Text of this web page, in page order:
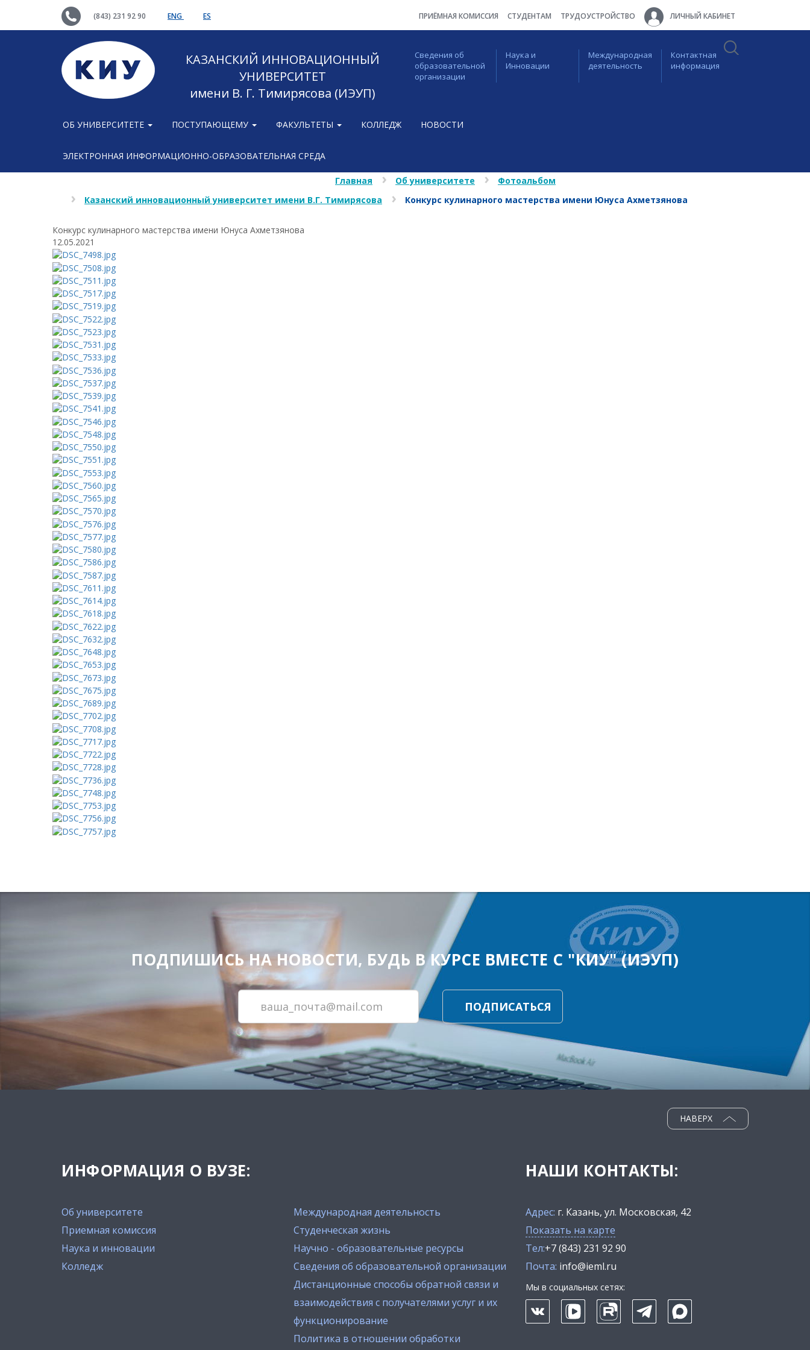
(843) 231 92 90 ENG ES ПРИЁМНАЯ КОМИССИЯ СТУДЕНТАМ ТРУДОУСТРОЙСТВО ЛИЧНЫЙ КАБИНЕТ
КАЗАНСКИЙ ИННОВАЦИОННЫЙ
УНИВЕРСИТЕТ
имени В. Г. Тимирясова (ИЭУП)
Сведения об
образовательной
организации
Наука и
Инновации
Международная
деятельность
Контактная
информация
ОБ УНИВЕРСИТЕТЕ ПОСТУПАЮЩЕМУ ФАКУЛЬТЕТЫ КОЛЛЕДЖ НОВОСТИ
ЭЛЕКТРОННАЯ ИНФОРМАЦИОННО-ОБРАЗОВАТЕЛЬНАЯ СРЕДА
Главная Об университете
Фотоальбом
Казанский инновационный университет имени В.Г. Тимирясова
Конкурс кулинарного мастерства имени Юнуса Ахметзянова
Конкурс кулинарного мастерства имени Юнуса Ахметзянова
12.05.2021
ПОДПИШИСЬ НА НОВОСТИ, БУДЬ В КУРСЕ ВМЕСТЕ С "КИУ" (ИЭУП)
ПОДПИСАТЬСЯ
ИНФОРМАЦИЯ О ВУЗЕ:
Об университете
Приемная комиссия
Наука и инновации
Колледж
Международная деятельность
Студенческая жизнь
Научно - образовательные ресурсы
Сведения об образовательной организации
Дистанционные способы обратной связи и
взаимодействия с получателями услуг и их
функционирование
Политика в отношении обработки
НАВЕРХ
НАШИ КОНТАКТЫ:
Адрес: г. Казань, ул. Московская, 42
Показать на карте
Тел:+7 (843) 231 92 90
Почта: info@ieml.ru
Мы в социальных сетях: